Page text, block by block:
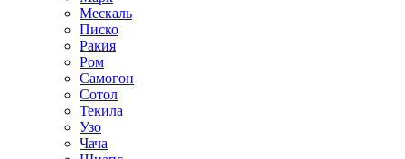
Мескаль
Писко
Ракия
Ром
Самогон
Сотол
Текила
Узо
Чача